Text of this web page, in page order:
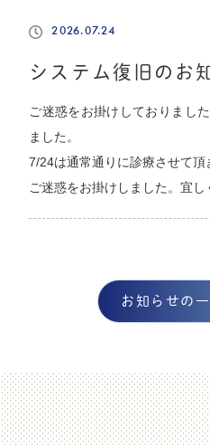
2026.07.24
システム復旧のお
ご迷惑をお掛けしておりまし
ました。
7/24は通常通りに診療させて頂
ご迷惑をお掛けしました。宜し
システム障害のお
ます。そのため、資格確認書
ータルをご利用の方はマイナ
存じます。大変ご迷惑をお掛
お知らせの